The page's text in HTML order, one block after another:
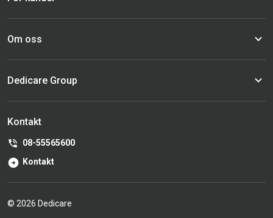
Om oss
Dedicare Group
Kontakt
08-55565600
Kontakt
© 2026 Dedicare